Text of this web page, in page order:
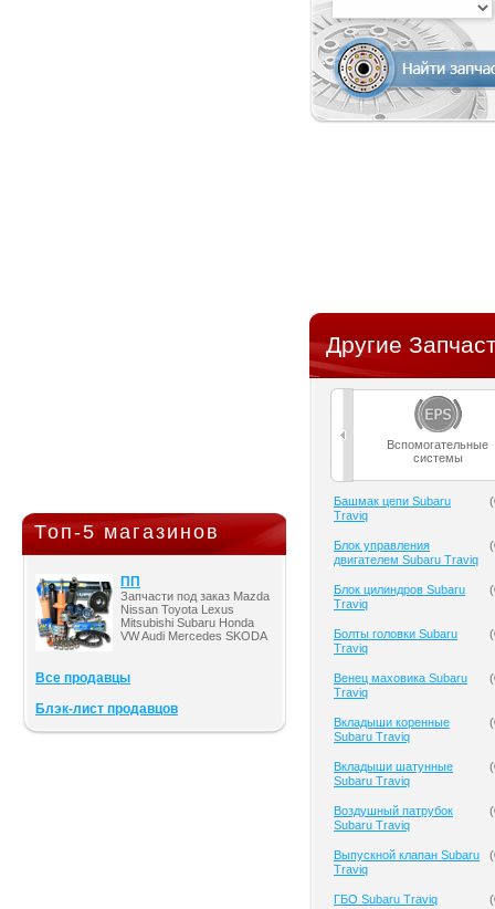
Топ-5 магазинов
ПП
Запчасти под заказ Mazda
Nissan Toyota Lexus
Mitsubishi Subaru Honda
VW Audi Mercedes SKODA
Все продавцы
Блэк-лист продавцов
Другие
Вспомогательные
системы
Башмак цепи Subaru
Traviq
(
Блок управления
двигателем Subaru Traviq
(
Блок цилиндров Subaru
Traviq
(
Болты головки Subaru
Traviq
(
Венец маховика Subaru
Traviq
(
Вкладыши коренные
Subaru Traviq
(
Вкладыши шатунные
Subaru Traviq
(
Воздушный патрубок
Subaru Traviq
(
Выпускной клапан Subaru
Traviq
(
ГБО Subaru Traviq (